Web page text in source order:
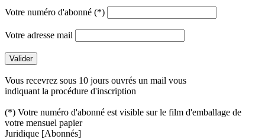
Votre numéro d'abonné (*)
Votre adresse mail
Vous recevrez sous 10 jours ouvrés un mail vous
indiquant la procédure d'inscription
(*) Votre numéro d'abonné est visible sur le film d'emballage de
votre mensuel papier
Juridique [Abonnés]